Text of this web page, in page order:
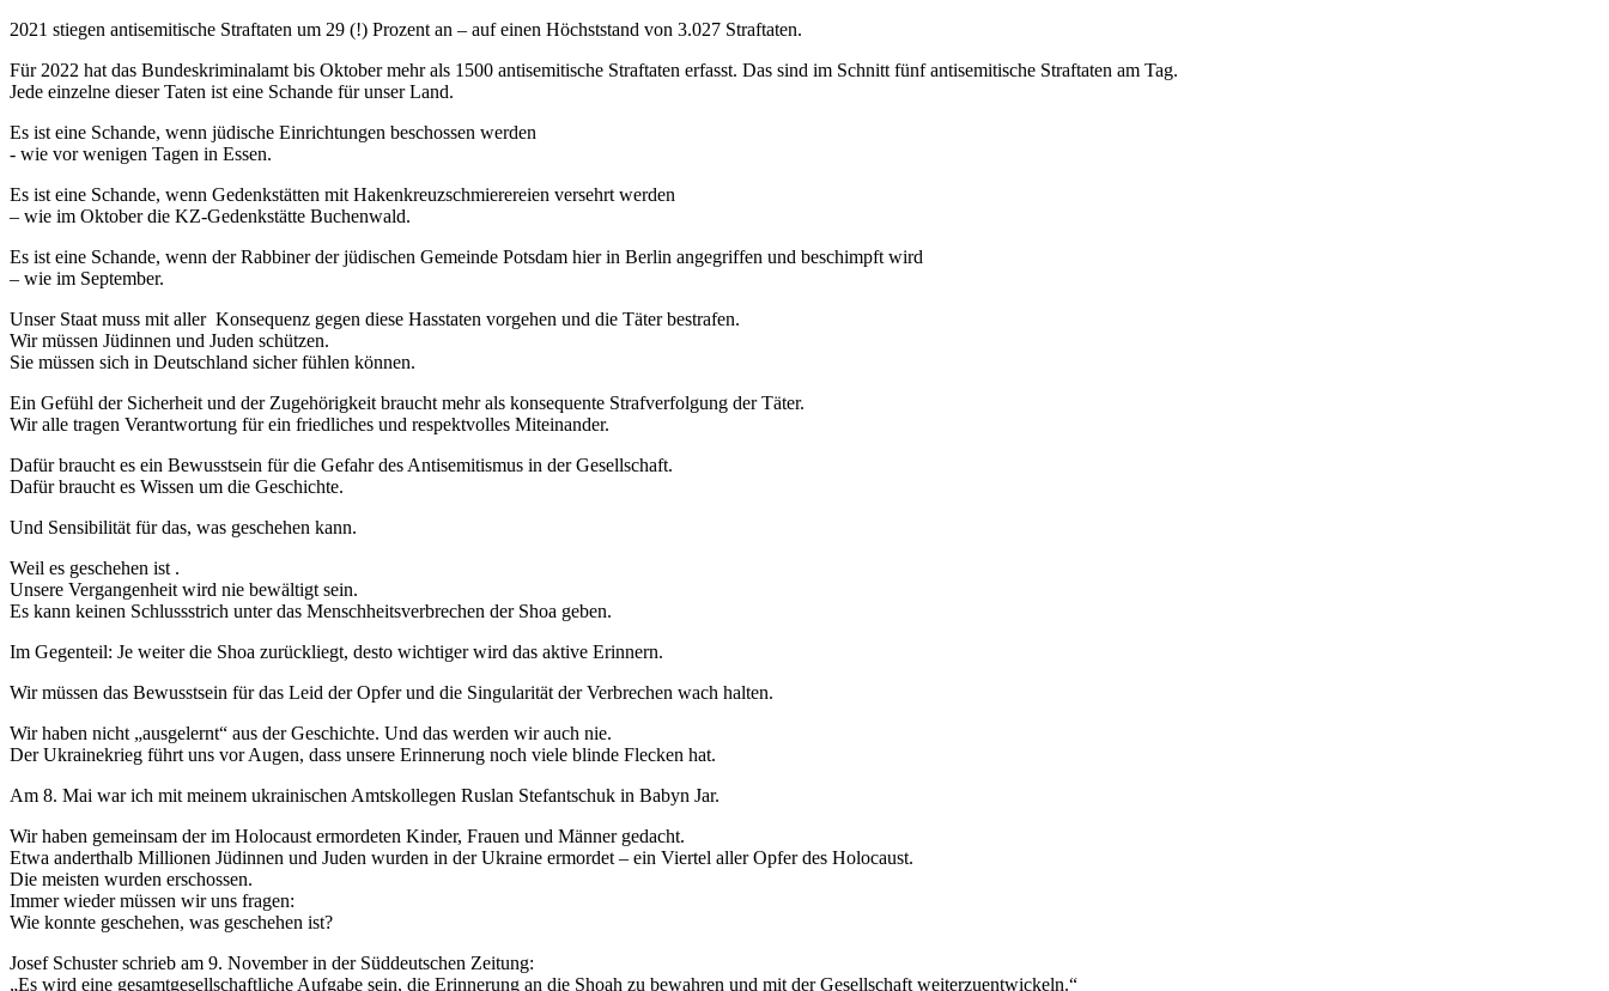
2021 stiegen antisemitische Straftaten um 29 (!) Prozent an – auf einen Höchststand von 3.027 Straftaten.
Für 2022 hat das Bundeskriminalamt bis Oktober mehr als 1500 antisemitische Straftaten erfasst. Das sind im Schnitt fünf antisemitische Straftaten am Tag.
Jede einzelne dieser Taten ist eine Schande für unser Land.
Es ist eine Schande, wenn jüdische Einrichtungen beschossen werden
- wie vor wenigen Tagen in Essen.
Es ist eine Schande, wenn Gedenkstätten mit Hakenkreuzschmierereien versehrt werden
– wie im Oktober die KZ-Gedenkstätte Buchenwald.
Es ist eine Schande, wenn der Rabbiner der jüdischen Gemeinde Potsdam hier in Berlin angegriffen und beschimpft wird
– wie im September.
Unser Staat muss mit aller Konsequenz gegen diese Hasstaten vorgehen und die Täter bestrafen.
Wir müssen Jüdinnen und Juden schützen.
Sie müssen sich in Deutschland sicher fühlen können.
Ein Gefühl der Sicherheit und der Zugehörigkeit braucht mehr als konsequente Strafverfolgung der Täter.
Wir alle tragen Verantwortung für ein friedliches und respektvolles Miteinander.
Dafür braucht es ein Bewusstsein für die Gefahr des Antisemitismus in der Gesellschaft.
Dafür braucht es Wissen um die Geschichte.
Und Sensibilität für das, was geschehen kann.
Weil es geschehen ist .
Unsere Vergangenheit wird nie bewältigt sein.
Es kann keinen Schlussstrich unter das Menschheitsverbrechen der Shoa geben.
Im Gegenteil: Je weiter die Shoa zurückliegt, desto wichtiger wird das aktive Erinnern.
Wir müssen das Bewusstsein für das Leid der Opfer und die Singularität der Verbrechen wach halten.
Wir haben nicht „ausgelernt“ aus der Geschichte. Und das werden wir auch nie.
Der Ukrainekrieg führt uns vor Augen, dass unsere Erinnerung noch viele blinde Flecken hat.
Am 8. Mai war ich mit meinem ukrainischen Amtskollegen Ruslan Stefantschuk in Babyn Jar.
Wir haben gemeinsam der im Holocaust ermordeten Kinder, Frauen und Männer gedacht.
Etwa anderthalb Millionen Jüdinnen und Juden wurden in der Ukraine ermordet – ein Viertel aller Opfer des Holocaust.
Die meisten wurden erschossen.
Immer wieder müssen wir uns fragen:
Wie konnte geschehen, was geschehen ist?
Josef Schuster schrieb am 9. November in der Süddeutschen Zeitung:
„Es wird eine gesamtgesellschaftliche Aufgabe sein, die Erinnerung an die Shoah zu bewahren und mit der Gesellschaft weiterzuentwickeln.“